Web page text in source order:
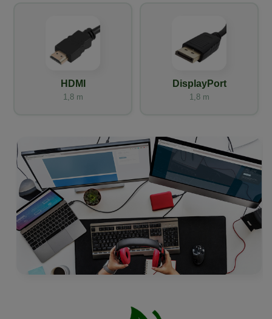
HDMI
1,8 m
DisplayPort
1,8 m